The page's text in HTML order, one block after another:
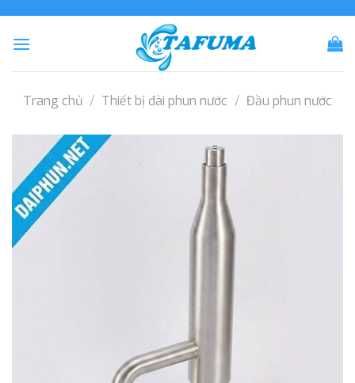
content
Trang chủ / Thiết bị đài phun nước / Đầu phun nước